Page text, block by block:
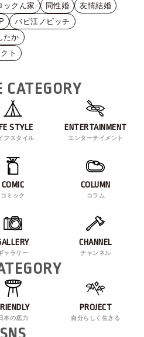
ックん家 同性婚
友情結婚
バビ江ノビッチ
たか
ト
CATEGORY
STYLE
フスタイル
ENTERTAINMENT
エンターテイメント
COMIC
コミック
COLUMN
コラム
ャラリー
CHANNEL
チャンネル
日本の底力
PROJECT
自分らしく生きる